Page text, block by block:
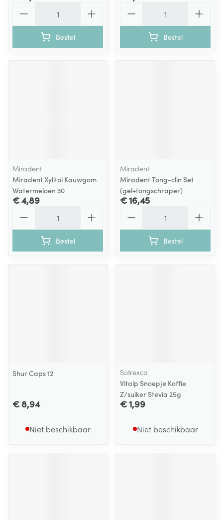
Bestel Bestel
Miradent
Miradent Xylitol Kauwgom
Watermeloen 30
€ 4,89
Bestel
Miradent
Miradent Tong-clin Set
(gel+tongschraper)
€ 16,45
Bestel
Shur Caps 12
€ 8,94
Niet beschikbaar
Sotrexco
Vitalp Snoepje Koffie
Z/suiker Stevia 25g
€ 1,99
Niet beschikbaar